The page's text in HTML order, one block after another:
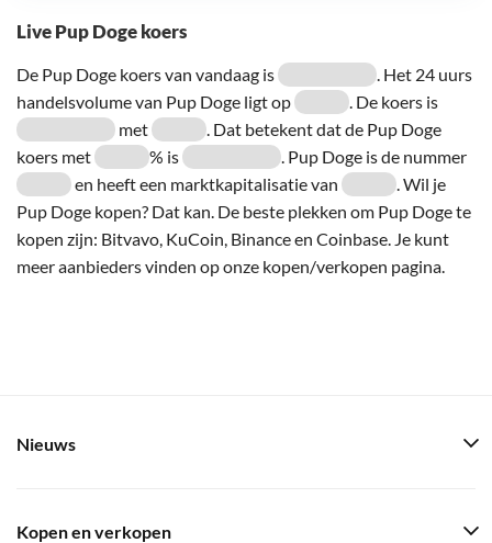
Live Pup Doge koers
De Pup Doge koers van vandaag is
. Het 24 uurs
handelsvolume van Pup Doge ligt op
. De koers is
met
. Dat betekent dat de Pup Doge
koers met
% is
. Pup Doge is de nummer
en heeft een marktkapitalisatie van
. Wil je
Pup Doge kopen? Dat kan. De beste plekken om Pup Doge te
kopen zijn: Bitvavo, KuCoin, Binance en Coinbase. Je kunt
meer aanbieders vinden op onze kopen/verkopen pagina.
Nieuws
Kopen en verkopen